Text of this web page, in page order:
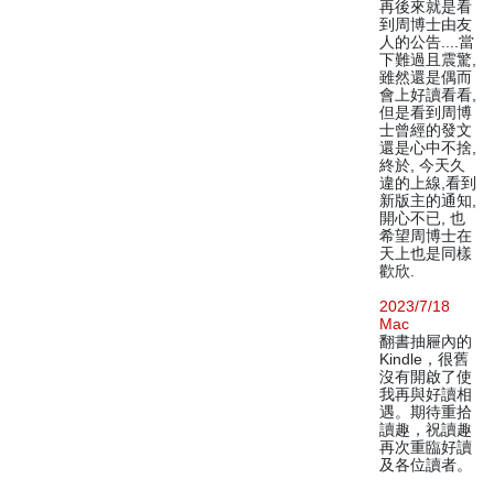
再後來就是看
到周博士由友
人的公告....當
下難過且震驚,
雖然還是偶而
會上好讀看看,
但是看到周博
士曾經的發文
還是心中不捨,
終於, 今天久
違的上線,看到
新版主的通知,
開心不已, 也
希望周博士在
天上也是同樣
歡欣.
2023/7/18
Mac
翻書抽屜內的
Kindle，很舊
沒有開啟了使
我再與好讀相
遇。期待重拾
讀趣，祝讀趣
再次重臨好讀
及各位讀者。